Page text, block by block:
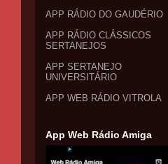
APP RÁDIO DO GAUDÉRIO
APP RÁDIO CLÁSSICOS
SERTANEJOS
APP SERTANEJO
UNIVERSITÁRIO
APP WEB RÁDIO VITROLA
App Web Rádio Amiga